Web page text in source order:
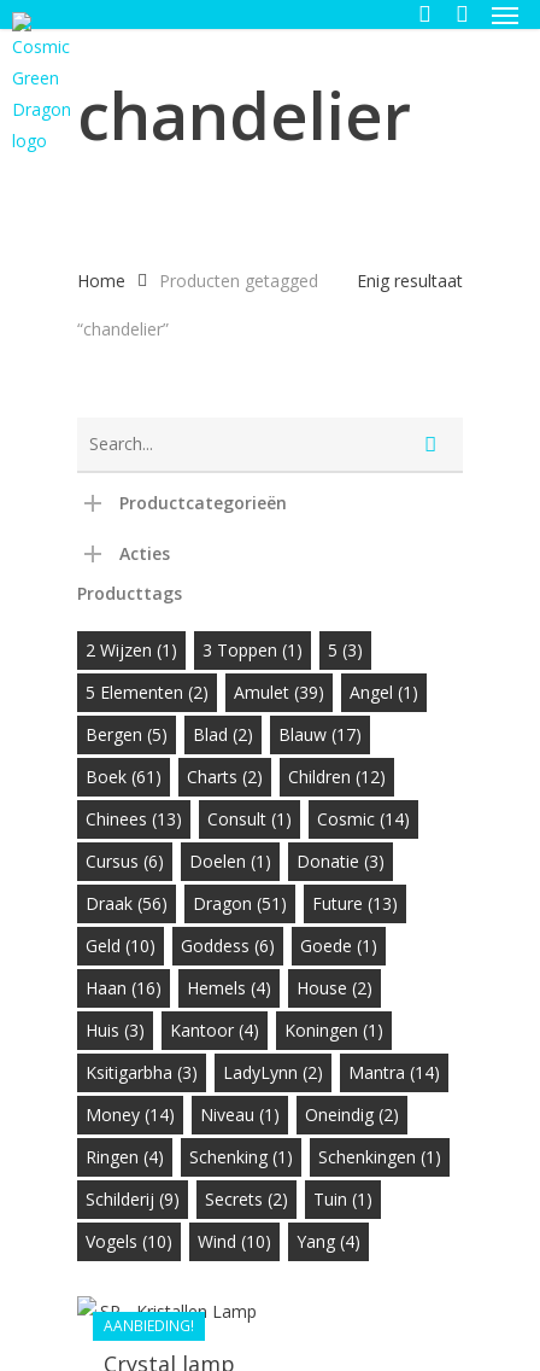
Skip
to
main
content
chandelier
Enig resultaat
Home Producten getagged
“chandelier”
Productcategorieën
Acties
Producttags
2 Wijzen (1) 3 Toppen (1) 5 (3)
5 Elementen (2) Amulet (39) Angel (1)
Bergen (5) Blad (2) Blauw (17)
Boek (61) Charts (2) Children (12)
Chinees (13) Consult (1) Cosmic (14)
Cursus (6) Doelen (1) Donatie (3)
Draak (56) Dragon (51) Future (13)
Geld (10) Goddess (6) Goede (1)
Haan (16) Hemels (4) House (2)
Huis (3) Kantoor (4) Koningen (1)
Ksitigarbha (3) LadyLynn (2) Mantra (14)
Money (14) Niveau (1) Oneindig (2)
Ringen (4) Schenking (1) Schenkingen (1)
Schilderij (9) Secrets (2) Tuin (1)
Vogels (10) Wind (10) Yang (4)
AANBIEDING!
€388.80
Crystal lamp